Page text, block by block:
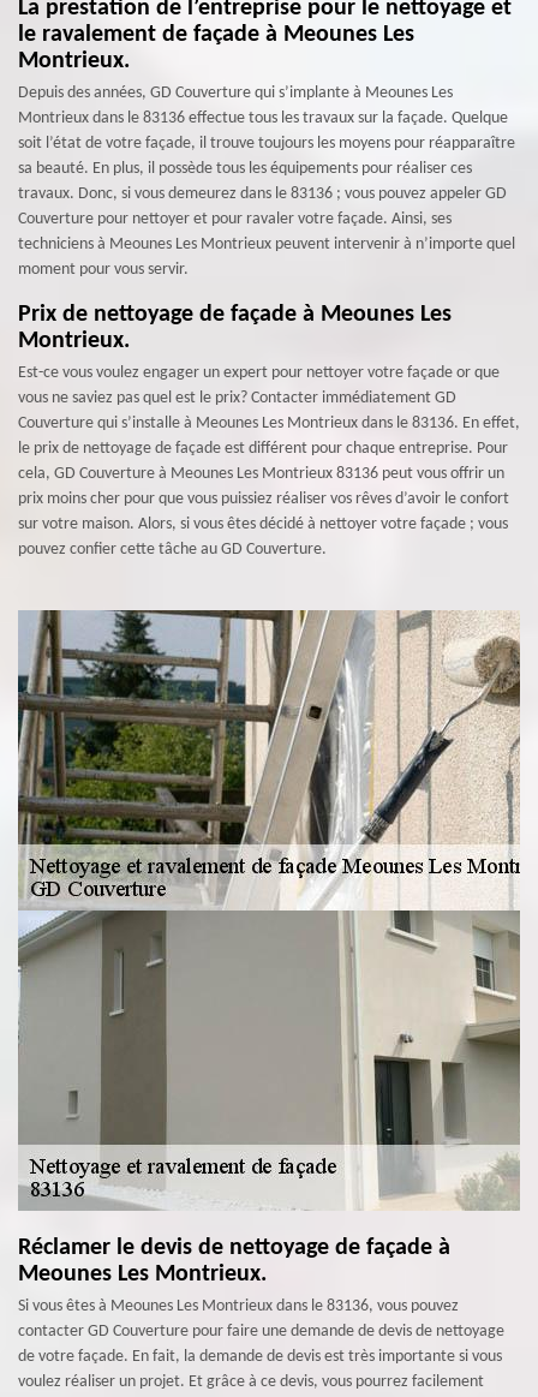
La prestation de l’entreprise pour le nettoyage et
le ravalement de façade à Meounes Les
Montrieux.
Depuis des années, GD Couverture qui s’implante à Meounes Les
Montrieux dans le 83136 effectue tous les travaux sur la façade. Quelque
soit l’état de votre façade, il trouve toujours les moyens pour réapparaître
sa beauté. En plus, il possède tous les équipements pour réaliser ces
travaux. Donc, si vous demeurez dans le 83136 ; vous pouvez appeler GD
Couverture pour nettoyer et pour ravaler votre façade. Ainsi, ses
techniciens à Meounes Les Montrieux peuvent intervenir à n’importe quel
moment pour vous servir.
Prix de nettoyage de façade à Meounes Les
Montrieux.
Est-ce vous voulez engager un expert pour nettoyer votre façade or que
vous ne saviez pas quel est le prix? Contacter immédiatement GD
Couverture qui s’installe à Meounes Les Montrieux dans le 83136. En effet,
le prix de nettoyage de façade est différent pour chaque entreprise. Pour
cela, GD Couverture à Meounes Les Montrieux 83136 peut vous offrir un
prix moins cher pour que vous puissiez réaliser vos rêves d’avoir le confort
sur votre maison. Alors, si vous êtes décidé à nettoyer votre façade ; vous
pouvez confier cette tâche au GD Couverture.
Réclamer le devis de nettoyage de façade à
Meounes Les Montrieux.
Si vous êtes à Meounes Les Montrieux dans le 83136, vous pouvez
contacter GD Couverture pour faire une demande de devis de nettoyage
de votre façade. En fait, la demande de devis est très importante si vous
voulez réaliser un projet. Et grâce à ce devis, vous pourrez facilement